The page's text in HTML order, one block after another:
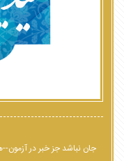
جان نباشد جز خبر در